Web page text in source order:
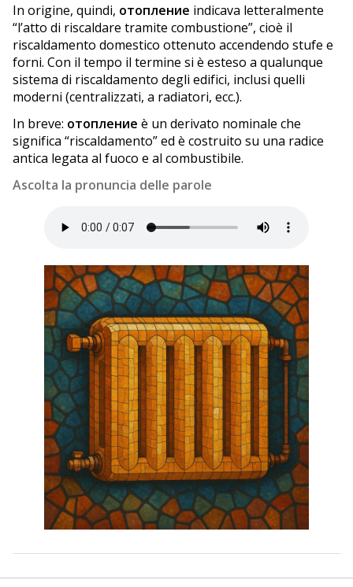
In origine, quindi, отопление indicava letteralmente
“l’atto di riscaldare tramite combustione”, cioè il
riscaldamento domestico ottenuto accendendo stufe e
forni. Con il tempo il termine si è esteso a qualunque
sistema di riscaldamento degli edifici, inclusi quelli
moderni (centralizzati, a radiatori, ecc.).
In breve: отопление è un derivato nominale che
significa “riscaldamento” ed è costruito su una radice
antica legata al fuoco e al combustibile.
Ascolta la pronuncia delle parole